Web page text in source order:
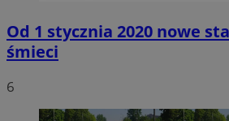
Od 1 stycznia 2020 nowe
śmieci
6